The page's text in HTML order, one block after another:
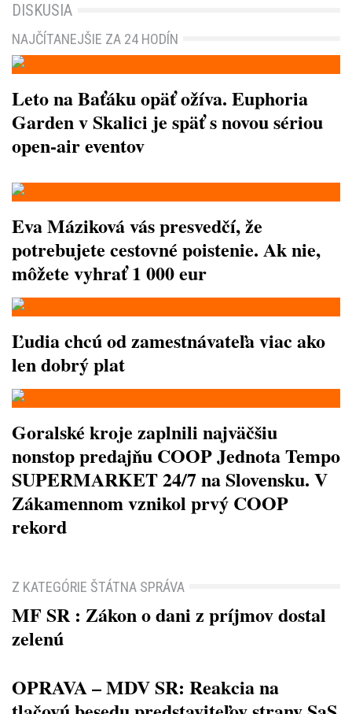
DISKUSIA
NAJČÍTANEJŠIE ZA 24 HODÍN
Leto na Baťáku opäť ožíva. Euphoria
Garden v Skalici je späť s novou sériou
open-air eventov
Eva Máziková vás presvedčí, že
potrebujete cestovné poistenie. Ak nie,
môžete vyhrať 1 000 eur
Ľudia chcú od zamestnávateľa viac ako
len dobrý plat
Goralské kroje zaplnili najväčšiu
nonstop predajňu COOP Jednota Tempo
SUPERMARKET 24/7 na Slovensku. V
Zákamennom vznikol prvý COOP
rekord
Z KATEGÓRIE ŠTÁTNA SPRÁVA
MF SR : Zákon o dani z príjmov dostal
zelenú
OPRAVA – MDV SR: Reakcia na